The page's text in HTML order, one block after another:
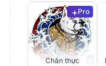
Pro
Chân thực